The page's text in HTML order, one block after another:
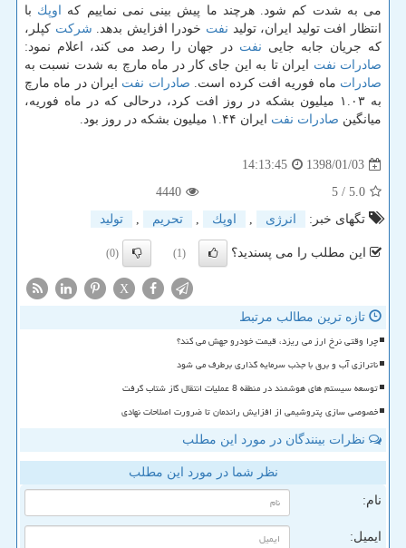
می به شدت كم شود. هرچند ما پیش بینی نمی نماییم كه اوپك با
انتظار افت تولید ایران، تولید نفت خودرا افزایش بدهد. شركت كپلر،
كه جریان جابه جایی نفت در جهان را رصد می كند، اعلام نمود:
صادرات نفت ایران تا به این جای كار در ماه مارچ به شدت نسبت به
صادرات ماه فوریه افت كرده است. صادرات نفت ایران در ماه مارچ
به ۱.۰۳ میلیون بشكه در روز افت كرد، درحالی كه در ماه فوریه،
میانگین صادرات نفت ایران ۱.۴۴ میلیون بشكه در روز بود.
1398/01/03
14:13:45
5.0
/ 5
4440
تگهای خبر:
انرژی , اوپك , تحریم , تولید
این مطلب را می پسندید؟ (1)
(0)
X
تازه ترین مطالب مرتبط
چرا وقتی نرخ ارز می ریزد، قیمت خودرو جهش می کند؟
ناترازی آب و برق با جذب سرمایه گذاری برطرف می شود
توسعه سیستم های هوشمند در منطقه 8 عملیات انتقال گاز شتاب گرفت
خصوصی سازی پتروشیمی از افزایش راندمان تا ضرورت اصلاحات نهادی
نظرات بینندگان در مورد این مطلب
نظر شما در مورد این مطلب
نام:
ایمیل: